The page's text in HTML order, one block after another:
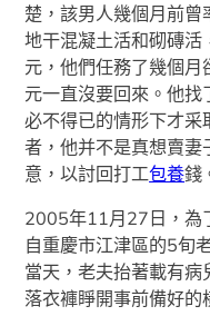
楚，該男人幾個月前
地干混凝土活和砌磚
元，他們任務了幾個
元一直沒要回來。他找
必不得已的情形下才采
者，他并不是真想賣妻
意，以討回打工包養錢
2005年11月27日，為
自重慶市江津區的5旬
當天，老夫抬著載有
落衣褲睜開事前備好的